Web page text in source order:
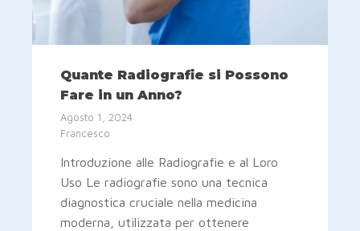
Quante Radiografie si Possono
Fare in un Anno?
Agosto 1, 2024
Francesco
Introduzione alle Radiografie e al Loro
Uso Le radiografie sono una tecnica
diagnostica cruciale nella medicina
moderna, utilizzata per ottenere